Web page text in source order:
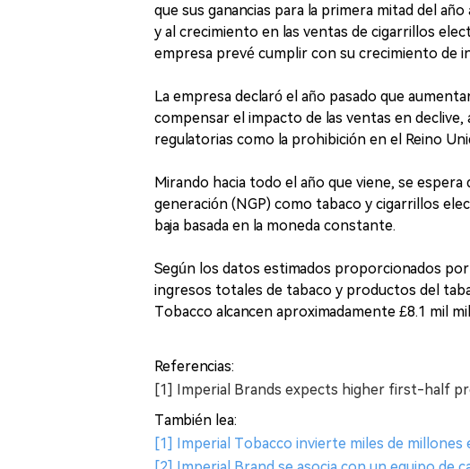
que sus ganancias para la primera mitad del
y al crecimiento en las ventas de cigarrillos
empresa prevé cumplir con su crecimiento de
La empresa declaró el año pasado que
compensar el impacto de las ventas en
regulatorias como la prohibición en el Reino
Mirando hacia todo el año que viene, se
generación (NGP) como tabaco y cigarrillos
baja basada en la moneda constante.
Según los datos estimados proporcionados
ingresos totales de tabaco y productos del
Tobacco alcancen aproximadamente £8.1 mil
Referencias:
[1] Imperial Brands expects higher first-half
También lea:
[1] Imperial Tobacco invierte miles de